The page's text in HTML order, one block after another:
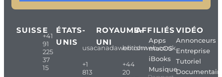
SUISSE
+41
91
225
37
15
ÉTATS-
UNIS
usacanadaweb.com
+1
813
ROYAUME-
UNI
britishweb.co.uk
+44
20
AFFILIÉS
Apps
macOS
iBooks
Musique
VIDÉO
Annonceurs
Entreprise
Tutoriel